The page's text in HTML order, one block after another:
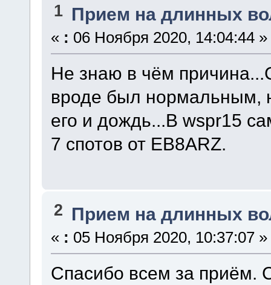
1 Прием на длинных
« : 06 Ноября 2020, 14:04:44 »
Не знаю в чём
вроде был нормальным,
его и дождь...В wspr15
7 cпотов от EB8ARZ.
2 Прием на длинных
« : 05 Ноября 2020, 10:37:07 »
Спасибо всем за приём.